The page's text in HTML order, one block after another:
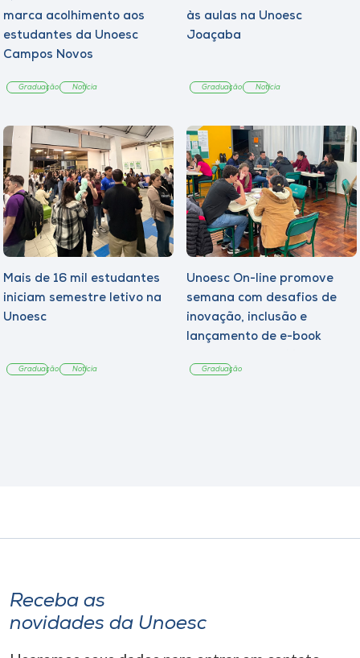
marca acolhimento aos
estudantes da Unoesc
Campos Novos
Graduação Notícia
às aulas na Unoesc
Joaçaba
Graduação Notícia
Mais de 16 mil estudantes
iniciam semestre letivo na
Unoesc
Graduação Notícia
Unoesc On-line promove
semana com desafios de
inovação, inclusão e
lançamento de e-book
Graduação
Receba as
novidades da Unoesc